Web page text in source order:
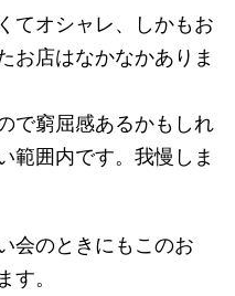
てオシャレ、しかもお
お店はなかなかありま
で窮屈感あるかもしれ
範囲内です。我慢しま
会のときにもこのお
す。